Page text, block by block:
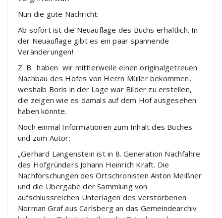
Nun die gute Nachricht:
Ab sofort ist die Neuauflage des Buchs erhältlich. In
der Neuauflage gibt es ein paar spannende
Veränderungen!
Z. B. haben wir mittlerweile einen originalgetreuen
Nachbau des Hofes von Herrn Müller bekommen,
weshalb Boris in der Lage war Bilder zu erstellen,
die zeigen wie es damals auf dem Hof ausgesehen
haben könnte.
Noch einmal Informationen zum Inhalt des Buches
und zum Autor:
„Gerhard Langenstein ist in 8. Generation Nachfahre
des Hofgründers Johann Heinrich Kraft. Die
Nachforschungen des Ortschronisten Anton Meißner
und die Übergabe der Sammlung von
aufschlussreichen Unterlagen des verstorbenen
Norman Graf aus Carlsberg an das Gemeindearchiv